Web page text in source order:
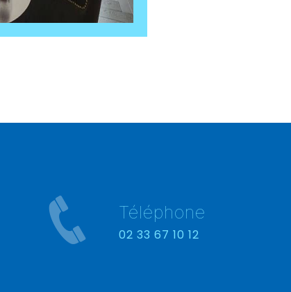
Téléphone
02 33 67 10 12